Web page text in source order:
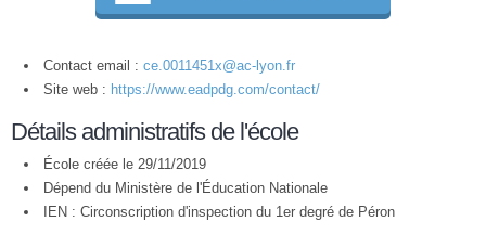
Contact email : ce.0011451x@ac-lyon.fr
Site web : https://www.eadpdg.com/contact/
Détails administratifs de l'école
École créée le 29/11/2019
Dépend du Ministère de l'Éducation Nationale
IEN : Circonscription d'inspection du 1er degré de Péron